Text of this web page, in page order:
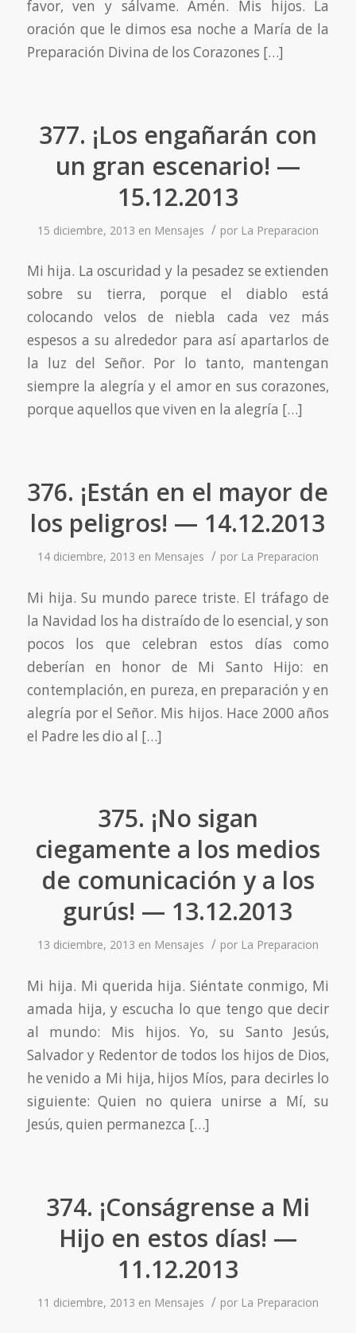
favor, ven y sálvame. Amén. Mis hijos. La
oración que le dimos esa noche a María de la
Preparación Divina de los Corazones […]
377. ¡Los engañarán con
un gran escenario! —
15.12.2013
15 diciembre, 2013 en Mensajes / por La Preparacion
Mi hija. La oscuridad y la pesadez se extienden
sobre su tierra, porque el diablo está
colocando velos de niebla cada vez más
espesos a su alrededor para así apartarlos de
la luz del Señor. Por lo tanto, mantengan
siempre la alegría y el amor en sus corazones,
porque aquellos que viven en la alegría […]
376. ¡Están en el mayor de
los peligros! — 14.12.2013
14 diciembre, 2013 en Mensajes / por La Preparacion
Mi hija. Su mundo parece triste. El tráfago de
la Navidad los ha distraído de lo esencial, y son
pocos los que celebran estos días como
deberían en honor de Mi Santo Hijo: en
contemplación, en pureza, en preparación y en
alegría por el Señor. Mis hijos. Hace 2000 años
el Padre les dio al […]
375. ¡No sigan
ciegamente a los medios
de comunicación y a los
gurús! — 13.12.2013
13 diciembre, 2013 en Mensajes / por La Preparacion
Mi hija. Mi querida hija. Siéntate conmigo, Mi
amada hija, y escucha lo que tengo que decir
al mundo: Mis hijos. Yo, su Santo Jesús,
Salvador y Redentor de todos los hijos de Dios,
he venido a Mi hija, hijos Míos, para decirles lo
siguiente: Quien no quiera unirse a Mí, su
Jesús, quien permanezca […]
374. ¡Conságrense a Mi
Hijo en estos días! —
11.12.2013
11 diciembre, 2013 en Mensajes / por La Preparacion